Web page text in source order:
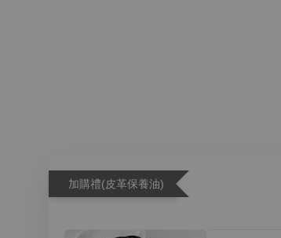
加購禮(皮革保養油)